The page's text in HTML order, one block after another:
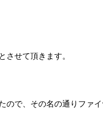
させて頂きます。
で、その名の通りファイ